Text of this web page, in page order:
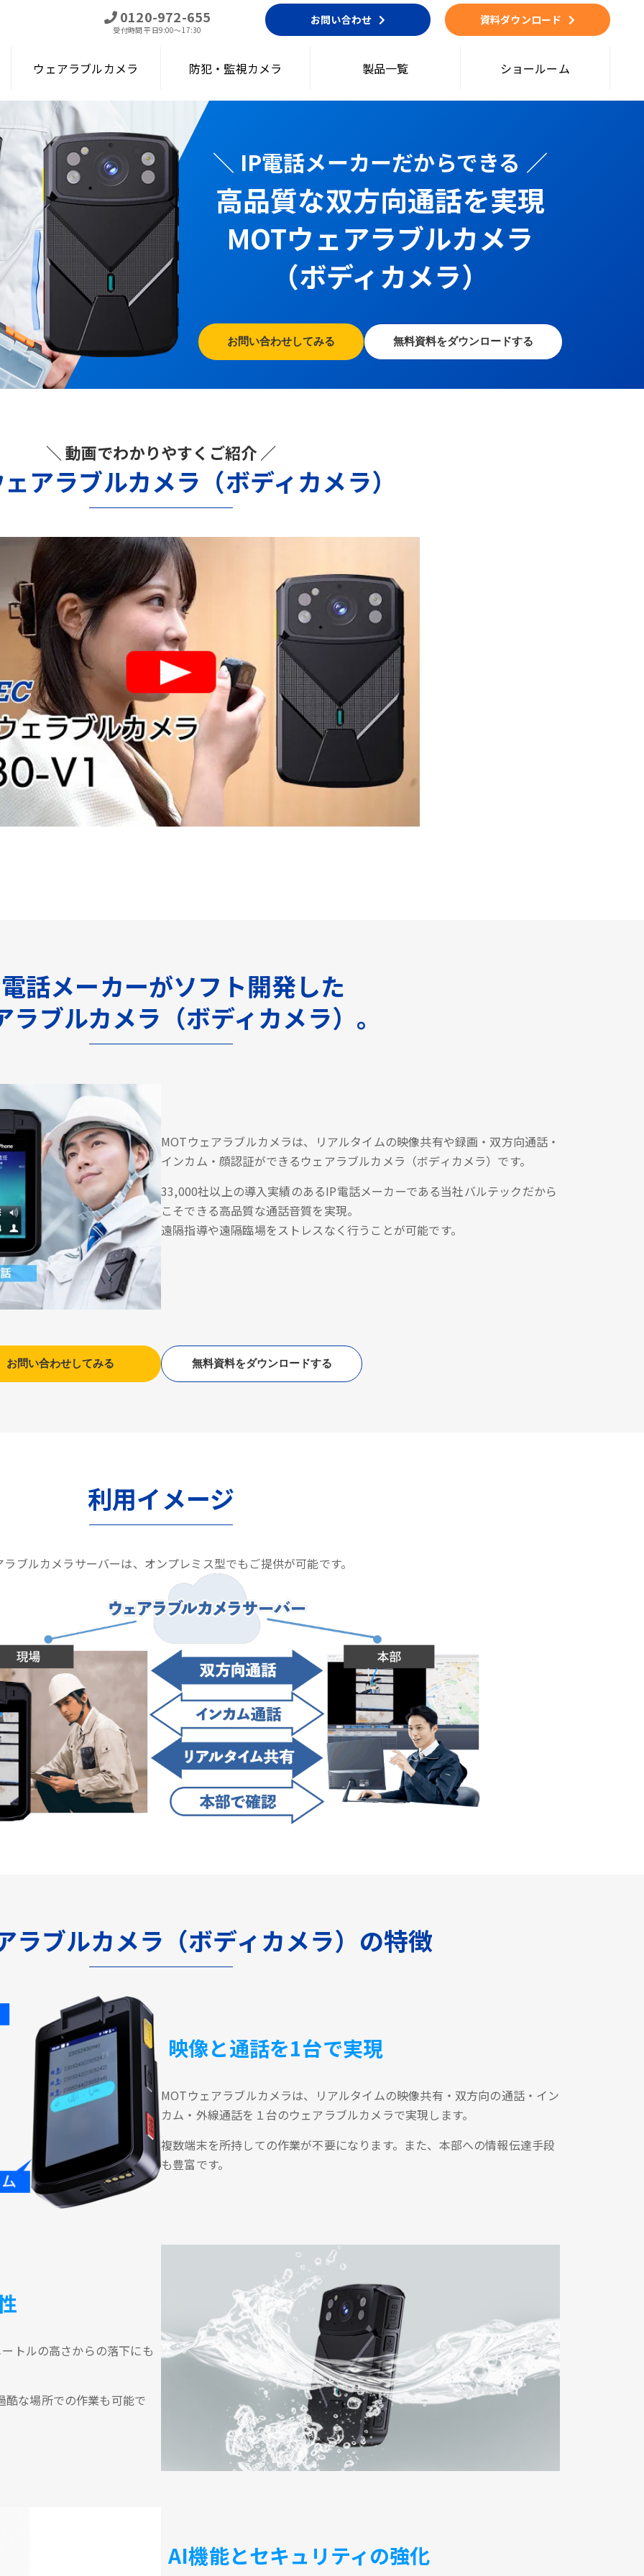
0120-972-655
受付時間平日9:00～17:30
お問い合わせ 資料ダウンロード
ウェアラブルカメラ 防犯・監視カメラ 製品一覧 ショールーム
ラブルカメラ（ボディカメラ）｜通話・現場遠隔確認・録画・顔認証
＼ IP電話メーカーだからできる ／
高品質な双方向通話を実現
MOTウェアラブルカメラ
（ボディカメラ）
お問い合わせしてみる 無料資料をダウンロードする
＼ 動画でわかりやすくご紹介 ／
アラブルカメラ（ボディカメラ）
話メーカーがソフト開発した
ラブルカメラ（ボディカメラ）。
MOTウェアラブルカメラは、リアルタイムの映像共有や録画・双方向通話・
インカム・顔認証ができるウェアラブルカメラ（ボディカメラ）です。
33,000社以上の導入実績のあるIP電話メーカーである当社バルテックだから
こそできる高品質な通話音質を実現。
遠隔指導や遠隔臨場をストレスなく行うことが可能です。
お問い合わせしてみる 無料資料をダウンロードする
利用イメージ
ラブルカメラサーバーは、オンプレミス型でもご提供が可能です。
ラブルカメラ（ボディカメラ）の特徴
映像と通話を1台で実現
MOTウェアラブルカメラは、リアルタイムの映像共有・双方向の通話・イン
カム・外線通話を１台のウェアラブルカメラで実現します。
複数端末を所持しての作業が不要になります。また、本部への情報伝達手段
も豊富です。
トルの高さからの落下にも
な場所での作業も可能で
AI機能とセキュリティの強化